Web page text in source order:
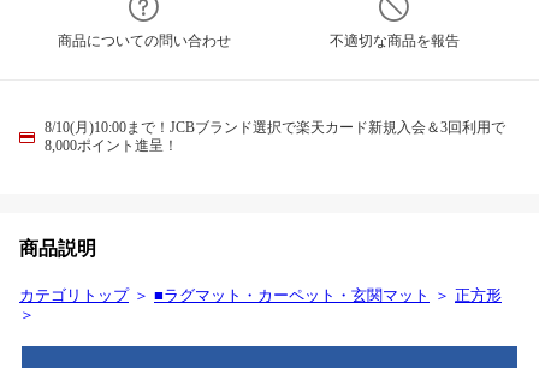
商品についての問い合わせ 不適切な商品を報告
8/10(月)10:00まで！JCBブランド選択で楽天カード新規入会＆3回利用で
8,000ポイント進呈！
商品説明
カテゴリトップ＞ ■ラグマット・カーペット・玄関マット ＞ 正方形
＞